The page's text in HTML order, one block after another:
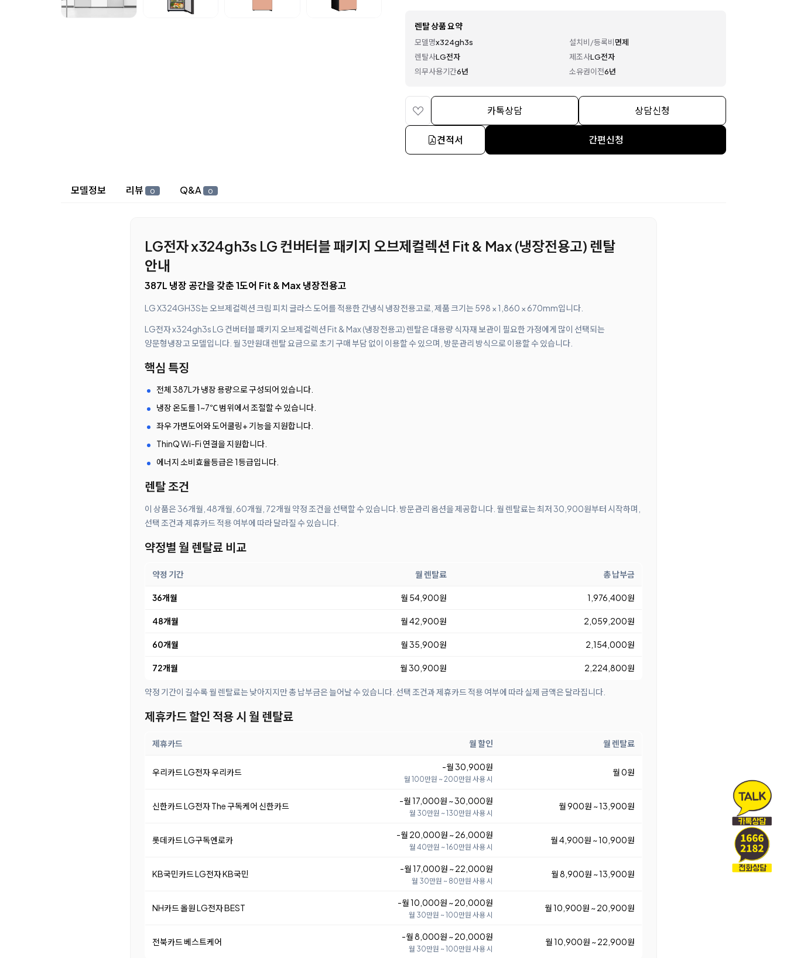
렌탈 상품 요약
모델명x324gh3s 설치비/등록비면제
렌탈사LG전자 제조사LG전자
의무사용기간6년 소유권이전6년
카톡상담 상담신청
견적서 간편신청
상세 정보
모델정보 리뷰 0 Q&A 0
LG전자 x324gh3s LG 컨버터블 패키지 오브제컬렉션 Fit & Max (냉장전용고) 렌탈
안내
387L 냉장 공간을 갖춘 1도어 Fit & Max 냉장전용고
LG X324GH3S는 오브제컬렉션 크림 피치 글라스 도어를 적용한 간냉식 냉장전용고로, 제품 크기는 598 × 1,860 × 670mm입니다.
LG전자 x324gh3s LG 컨버터블 패키지 오브제컬렉션 Fit & Max (냉장전용고) 렌탈은 대용량 식자재 보관이 필요한 가정에게 많이 선택되는
양문형냉장고 모델입니다. 월 3만원대 렌탈 요금으로 초기 구매 부담 없이 이용할 수 있으며, 방문관리 방식으로 이용할 수 있습니다.
핵심 특징
전체 387L가 냉장 용량으로 구성되어 있습니다.
냉장 온도를 1~7℃ 범위에서 조절할 수 있습니다.
좌우 가변도어와 도어쿨링+ 기능을 지원합니다.
ThinQ Wi-Fi 연결을 지원합니다.
에너지 소비효율등급은 1등급입니다.
렌탈 조건
이 상품은 36개월, 48개월, 60개월, 72개월 약정 조건을 선택할 수 있습니다. 방문관리 옵션을 제공합니다. 월 렌탈료는 최저 30,900원부터 시작하며,
선택 조건과 제휴카드 적용 여부에 따라 달라질 수 있습니다.
약정별 월 렌탈료 비교
약정 기간 월 렌탈료 총 납부금
36개월 월 54,900원 1,976,400원
48개월 월 42,900원 2,059,200원
60개월 월 35,900원 2,154,000원
72개월 월 30,900원 2,224,800원
약정 기간이 길수록 월 렌탈료는 낮아지지만 총 납부금은 늘어날 수 있습니다. 선택 조건과 제휴카드 적용 여부에 따라 실제 금액은 달라집니다.
제휴카드 할인 적용 시 월 렌탈료
제휴카드 월 할인 월 렌탈료
우리카드 LG전자 우리카드 -월 30,900원
월 100만원 ~ 200만원 사용 시
월 0원
신한카드 LG전자 The 구독케어 신한카드 -월 17,000원 ~ 30,000원
월 30만원 ~ 130만원 사용 시
월 900원 ~ 13,900원
롯데카드 LG구독엔로카 -월 20,000원 ~ 26,000원
월 40만원 ~ 160만원 사용 시
월 4,900원 ~ 10,900원
KB국민카드 LG전자 KB국민 -월 17,000원 ~ 22,000원
월 30만원 ~ 80만원 사용 시
월 8,900원 ~ 13,900원
NH카드 올원 LG전자 BEST -월 10,000원 ~ 20,000원
월 30만원 ~ 100만원 사용 시
월 10,900원 ~ 20,900원
전북카드 베스트케어 -월 8,000원 ~ 20,000원
월 30만원 ~ 100만원 사용 시
월 10,900원 ~ 22,900원